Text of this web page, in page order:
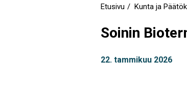
Etusivu Kunta ja
Soinin
22. tammikuu 2026